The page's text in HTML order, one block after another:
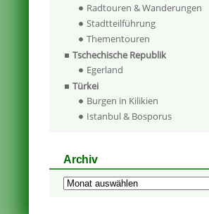
Radtouren & Wanderungen
Stadtteilführung
Thementouren
Tschechische Republik
Egerland
Türkei
Burgen in Kilikien
Istanbul & Bosporus
Archiv
Archiv